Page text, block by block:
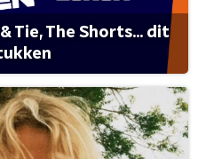
Tie, The Shorts... dit